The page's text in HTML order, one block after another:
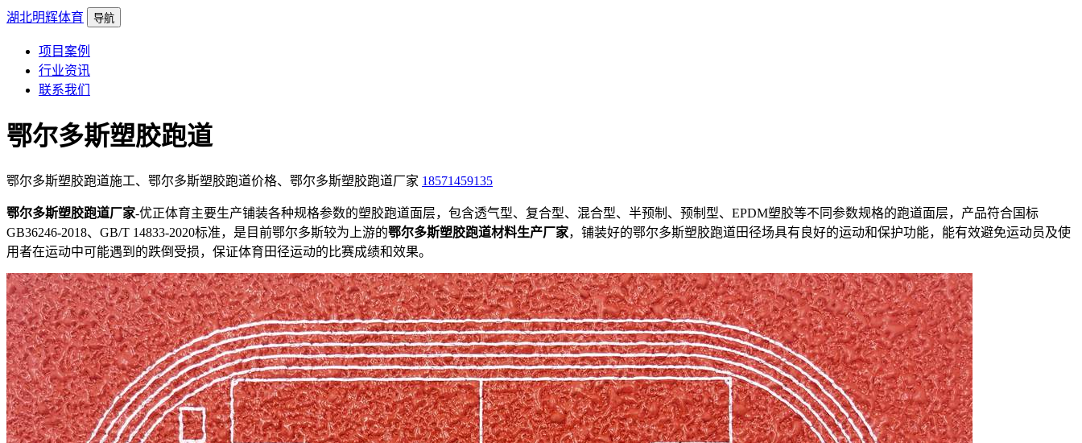
湖北明辉体育 导航
项目案例
行业资讯
联系我们
鄂尔多斯塑胶跑道
鄂尔多斯塑胶跑道施工、鄂尔多斯塑胶跑道价格、鄂尔多斯塑胶跑道厂家 18571459135
鄂尔多斯塑胶跑道厂家-优正体育主要生产铺装各种规格参数的塑胶跑道面层，包含透气型、复合型、混合型、半预制、预制型、EPDM塑胶等不同参数规格的跑道面层，产品符合国标
GB36246-2018、GB/T 14833-2020标准，是目前鄂尔多斯较为上游的鄂尔多斯塑胶跑道材料生产厂家，铺装好的鄂尔多斯塑胶跑道田径场具有良好的运动和保护功能，能有效避免运动员及使
用者在运动中可能遇到的跌倒受损，保证体育田径运动的比赛成绩和效果。